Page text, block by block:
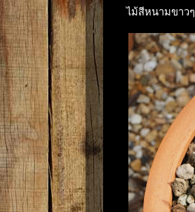
ไม้สีหนามขาวๆ